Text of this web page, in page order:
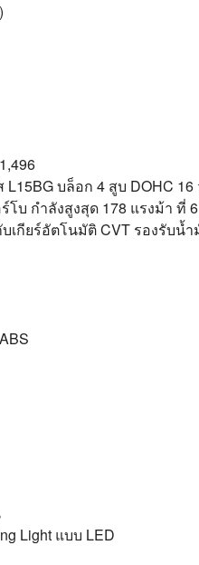
L15BG บล็อก 4 สูบ DOHC
โบ กำลังสูงสุด 178 แรงม้า ที่
เกียร์อัตโนมัติ CVT รองรับน้
Light แบบ LED